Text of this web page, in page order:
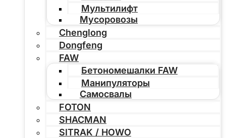
Мультилифт
Мусоровозы
Chenglong
Dongfeng
FAW
Бетономешалки FAW
Манипуляторы
Самосвалы
FOTON
SHACMAN
SITRAK / HOWO